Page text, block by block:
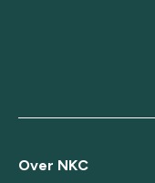
Over NKC